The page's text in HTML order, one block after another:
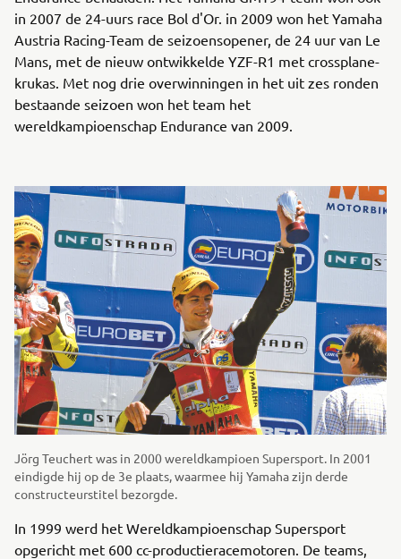
in 2007 de 24-uurs race Bol d'Or. in 2009 won het Yamaha
Austria Racing-Team de seizoensopener, de 24 uur van Le
Mans, met de nieuw ontwikkelde YZF-R1 met crossplane-
krukas. Met nog drie overwinningen in het uit zes ronden
bestaande seizoen won het team het
wereldkampioenschap Endurance van 2009.
Jörg Teuchert was in 2000 wereldkampioen Supersport. In 2001
eindigde hij op de 3e plaats, waarmee hij Yamaha zijn derde
constructeurstitel bezorgde.
In 1999 werd het Wereldkampioenschap Supersport
opgericht met 600 cc-productieracemotoren. De teams,